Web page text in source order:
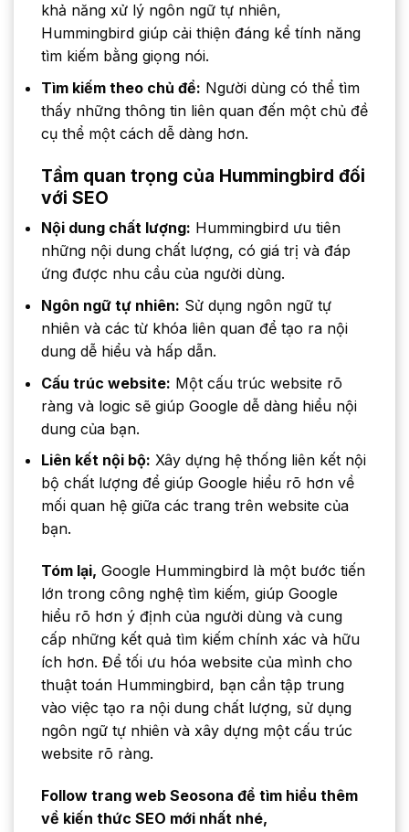
khả năng xử lý ngôn ngữ tự nhiên,
Hummingbird giúp cải thiện đáng kể tính năng
tìm kiếm bằng giọng nói.
Tìm kiếm theo chủ đề: Người dùng có thể tìm
thấy những thông tin liên quan đến một chủ đề
cụ thể một cách dễ dàng hơn.
Tầm quan trọng của Hummingbird đối
với SEO
Nội dung chất lượng: Hummingbird ưu tiên
những nội dung chất lượng, có giá trị và đáp
ứng được nhu cầu của người dùng.
Ngôn ngữ tự nhiên: Sử dụng ngôn ngữ tự
nhiên và các từ khóa liên quan để tạo ra nội
dung dễ hiểu và hấp dẫn.
Cấu trúc website: Một cấu trúc website rõ
ràng và logic sẽ giúp Google dễ dàng hiểu nội
dung của bạn.
Liên kết nội bộ: Xây dựng hệ thống liên kết nội
bộ chất lượng để giúp Google hiểu rõ hơn về
mối quan hệ giữa các trang trên website của
bạn.
Tóm lại, Google Hummingbird là một bước tiến
lớn trong công nghệ tìm kiếm, giúp Google
hiểu rõ hơn ý định của người dùng và cung
cấp những kết quả tìm kiếm chính xác và hữu
ích hơn. Để tối ưu hóa website của mình cho
thuật toán Hummingbird, bạn cần tập trung
vào việc tạo ra nội dung chất lượng, sử dụng
ngôn ngữ tự nhiên và xây dựng một cấu trúc
website rõ ràng.
Follow trang web Seosona để tìm hiểu thêm
về kiến thức SEO mới nhất nhé,